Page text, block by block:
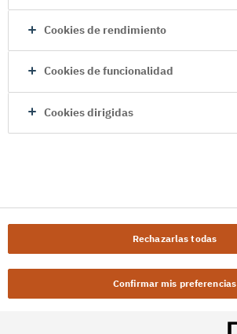
Cookies de rendimiento
Cookies de funcionalidad
Cookies dirigidas
Rechazarlas todas
Confirmar mis preferencias